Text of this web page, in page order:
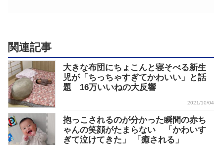
関連記事
大きな布団にちょこんと寝そべる新生
児が「ちっちゃすぎてかわいい」と話
題 16万いいねの大反響
2021/10/04
抱っこされるのが分かった瞬間の赤ち
ゃんの笑顔がたまらない 「かわいす
ぎて泣けてきた」 「癒される」